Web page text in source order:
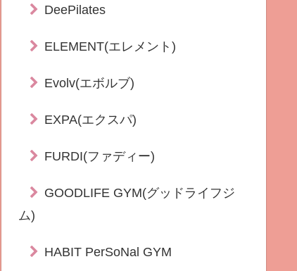
DeePilates
ELEMENT(エレメント)
Evolv(エボルブ)
EXPA(エクスパ)
FURDI(ファディー)
GOODLIFE GYM(グッドライフジ
ム)
HABIT PerSoNal GYM